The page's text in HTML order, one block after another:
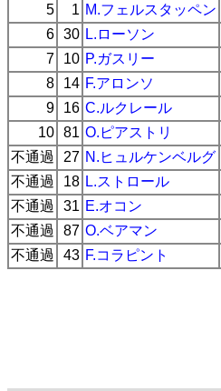
5
1 M.フェルスタッペン
6 30 L.ローソン
7
10 P.ガスリー
8
14 F.アロンソ
9
16 C.ルクレール
10 81 O.ピアストリ
不通過
27 N.ヒュルケンベルグ
不通過
18 L.ストロール
不通過
31 E.オコン
不通過
87 O.ベアマン
不通過
43 F.コラピント